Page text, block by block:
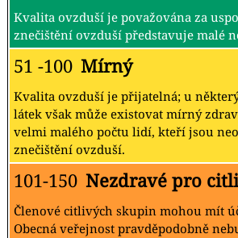
Kvalita ovzduší je považována za
znečištění ovzduší představuje malé
51 -100 Mírný
Kvalita ovzduší je přijatelná; u
látek však může existovat mírný
velmi malého počtu lidí, kteří jsou
znečištění ovzduší.
101-150 Nezdravé pro
Členové citlivých skupin mohou mít
Obecná veřejnost pravděpodobně